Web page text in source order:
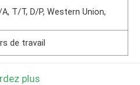
A, T/T, D/P, Western Union,
de travail
plus